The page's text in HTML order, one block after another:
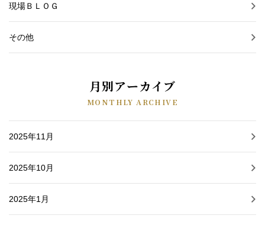
現場ＢＬＯＧ
その他
月別アーカイブ
MONTHLY ARCHIVE
2025年11月
2025年10月
2025年1月